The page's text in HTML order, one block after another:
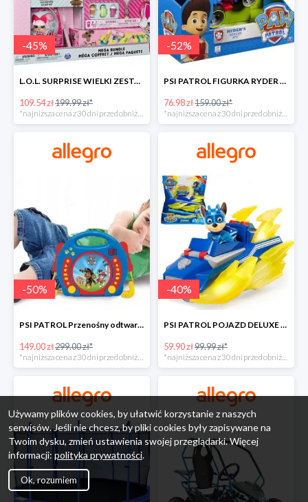
-45%
L.O.L. SURPRISE WIELKI ZESTAW NIESPODZIANKA 4 GRY -45%
109.54 zł199.99 zł*
-52%
PSI PATROL FIGURKA RYDER + QUAD POJAZD RATUNKOWY -51%
76.98 zł159.00 zł*
-50%
PSI PATROL Przenośny odtwarzacz CD Karaoke PAW -50%
149.00 zł299.00 zł*
*najniższa cena z 30 dni przed obniżką
-40%
PSI PATROL POJAZD DELUXE FIGURKA CHASE MIGHTY PUPS -40%
59.90 zł99.99 zł*
*najniższa cena z 30 dni przed obniżką
Używamy plików cookies, by ułatwić korzystanie z naszych
serwisów. Jeśli nie chcesz, by pliki cookies były zapisywane na
Twoim dysku, zmień ustawienia swojej przeglądarki. Więcej
informacji: polityka prywatności.
Ok, rozumiem